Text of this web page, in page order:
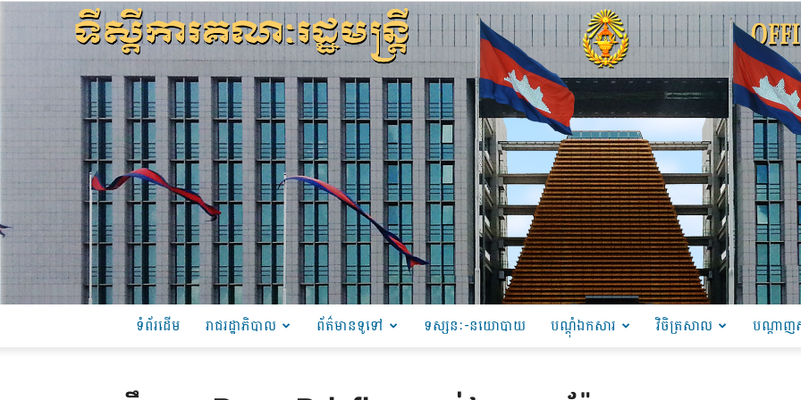
ទំព័រដើម រាជរដ្ឋាភិបាល ព័ត៌មានទូទៅ ទស្សនៈ-នយោបាយ បណ្ដុំឯកសារ វិចិត្រសាល បណ្តាញ